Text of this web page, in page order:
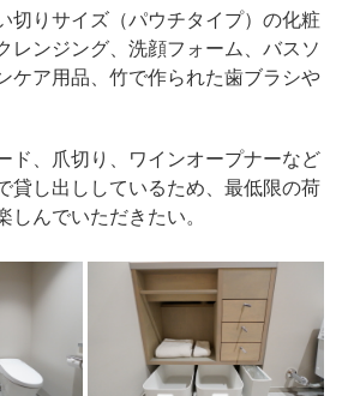
切りサイズ（パウチタイプ）の化粧
レンジング、洗顔フォーム、バスソ
ケア用品、竹で作られた歯ブラシや
ド、爪切り、ワインオープナーなど
貸し出ししているため、最低限の荷
しんでいただきたい。